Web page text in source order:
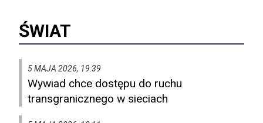
ŚWIAT
5 MAJA 2026, 19:39
Wywiad chce dostępu do ruchu
transgranicznego w sieciach